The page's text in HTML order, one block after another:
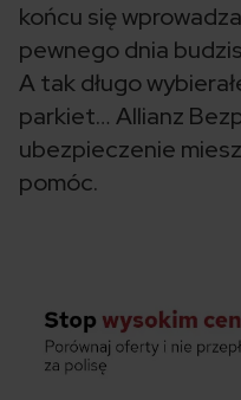
końcu się
pewnego dnia
A tak długo
parkiet… Allianz
ubezpieczenie
pomóc.